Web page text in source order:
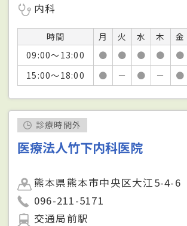
内科
時間 月 火 水 木 金
09:00～13:00
● ● ● ● ●
15:00～18:00
● － ● － ●
診療時間外
医療法人竹下内科医院
熊本県熊本市中央区大江5-4-6
096-211-5171
交通局前駅